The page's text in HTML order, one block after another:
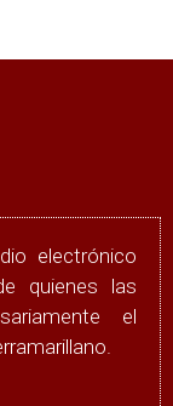
electrónico
quienes las
el